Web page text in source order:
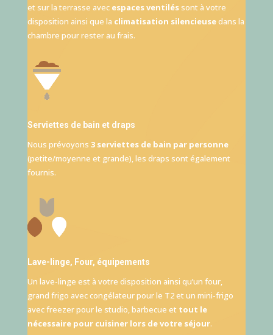
et sur la terrasse avec espaces ventiléssont à votre
disposition ainsi que la climatisation silencieusedans la
chambre pour rester au frais.
Serviettes de bain et draps
Nous prévoyons 3 serviettes de bain par personne
(petite/moyenne et grande), les draps sont également
fournis.
Lave-linge, Four, équipements
Un lave-linge est à votre disposition ainsi qu’un four,
grand frigo avec congélateur pour le T2 et un mini-frigo
avec freezer pour le studio, barbecue et tout le
nécessaire pour cuisiner lors de votre séjour.